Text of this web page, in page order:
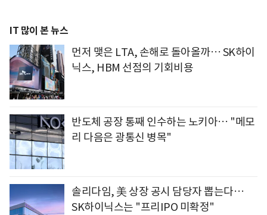
IT 많이 본 뉴스
먼저 맺은 LTA, 손해로 돌아올까… SK하이
닉스, HBM 선점의 기회비용
반도체 공장 통째 인수하는 노키아… "메모
리 다음은 광통신 병목"
솔리다임, 美 상장 공시 담당자 뽑는다…
SK하이닉스는 "프리IPO 미확정"